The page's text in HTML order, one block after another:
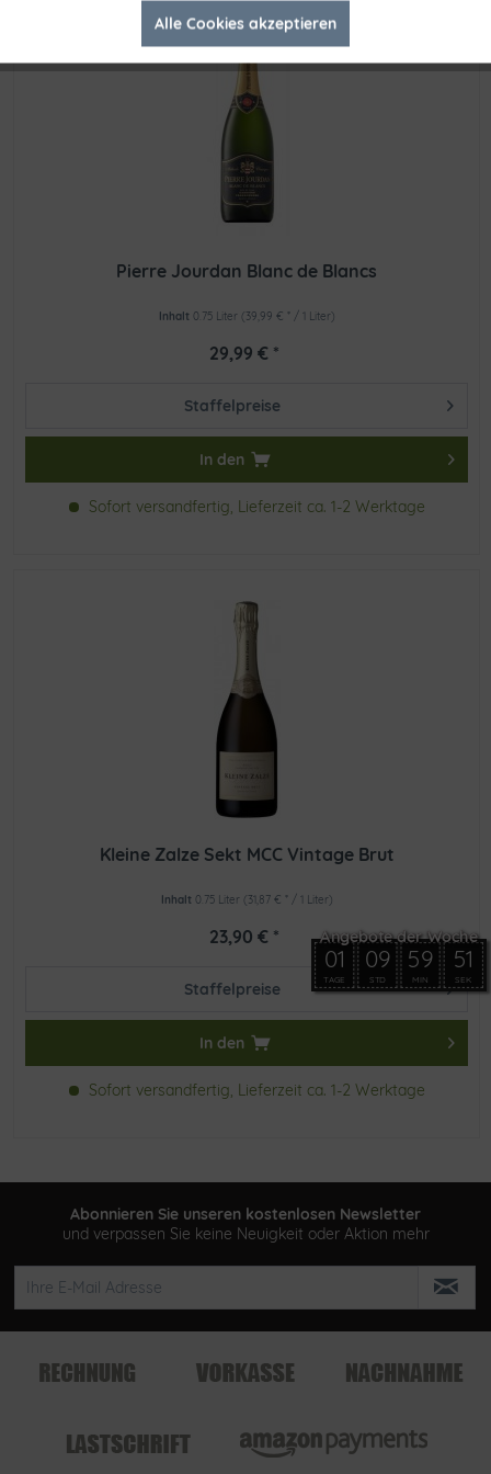
Pierre Jourdan Blanc de Blancs
Inhalt 0.75 Liter (39,99 € * / 1 Liter)
29,99 € *
Staffelpreise
In den
Sofort versandfertig, Lieferzeit ca. 1-2 Werktage
Kleine Zalze Sekt MCC Vintage Brut
Inhalt 0.75 Liter (31,87 € * / 1 Liter)
23,90 € *
Staffelpreise
In den
Sofort versandfertig, Lieferzeit ca. 1-2 Werktage
Abonnieren Sie unseren kostenlosen Newsletter
und verpassen Sie keine Neuigkeit oder Aktion mehr
Alle Cookies akzeptieren
01
TAGE
09
STD
59
MIN
51
SEK